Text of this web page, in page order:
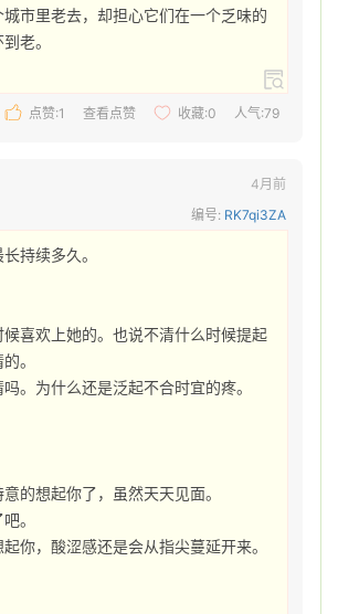
市里老去，却担心它们在一个乏味的
老。
点赞:1 查看点赞 收藏:0 人气:79
4月前
编号: RK7qi3ZA
持续多久。
喜欢上她的。也说不清什么时候提起
。
。为什么还是泛起不合时宜的疼。
的想起你了，虽然天天见面。
。
你，酸涩感还是会从指尖蔓延开来。